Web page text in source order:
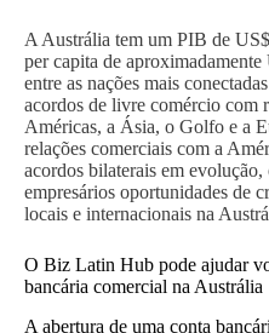
A Austrália tem um PIB de
per capita de
entre as nações mais
acordos de livre comércio com
Américas, a Ásia, o Golfo e a
relações comerciais com a
acordos bilaterais em evolução,
empresários oportunidades de
locais e internacionais na
O Biz Latin Hub pode ajudar
bancária comercial na Austrália
A abertura de uma conta